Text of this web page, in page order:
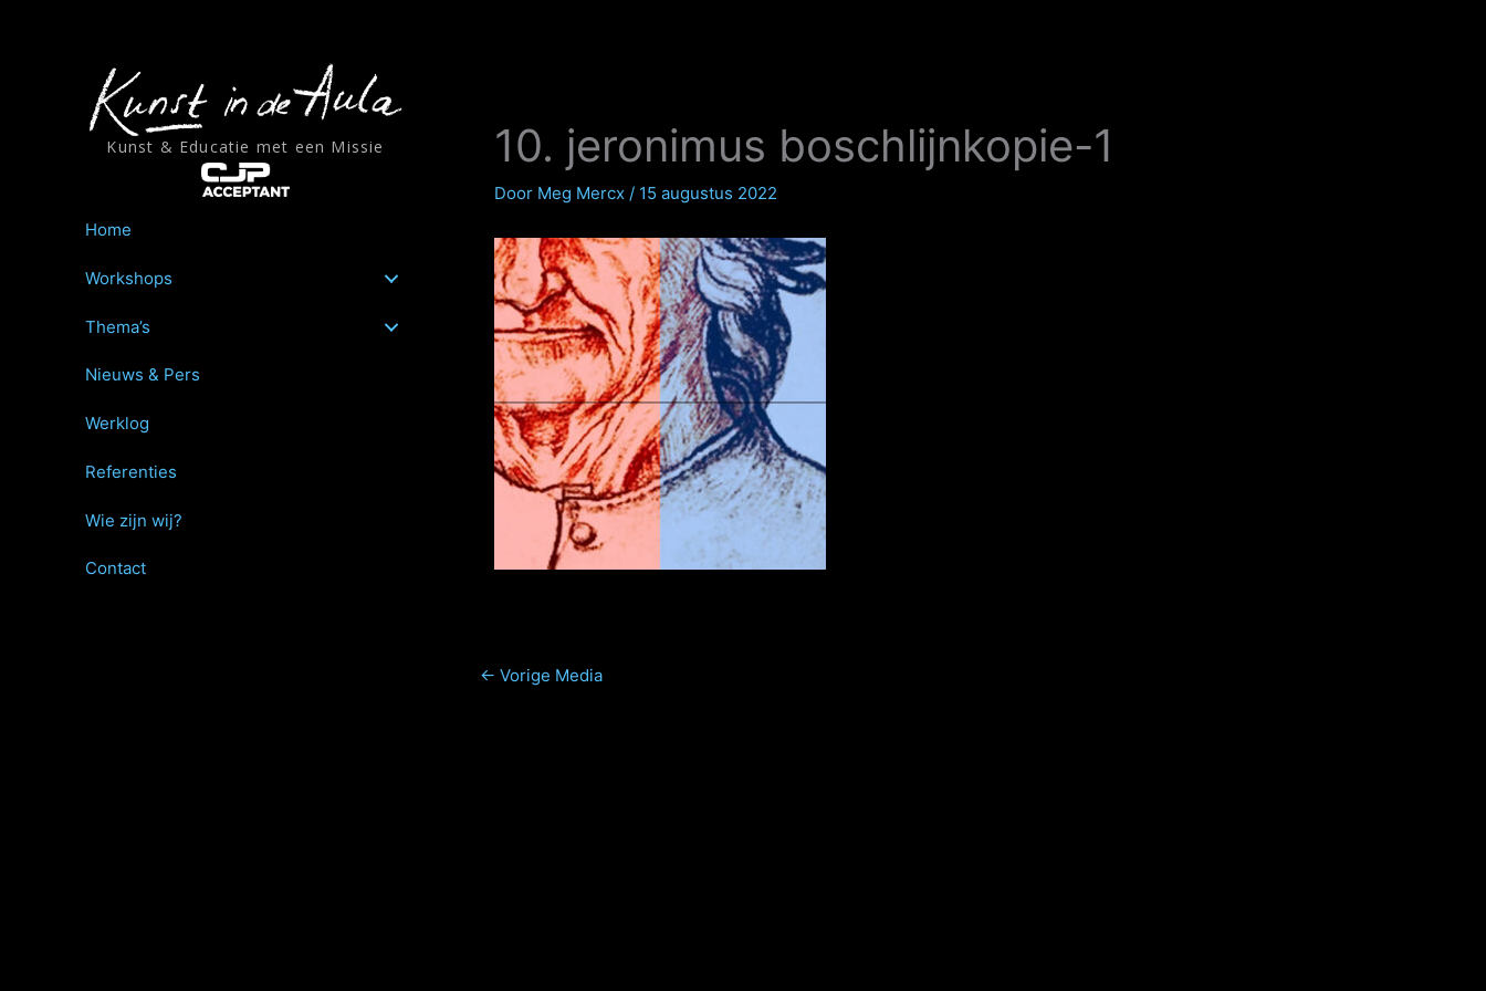
Kunst & Educatie met een Missie
Home
Workshops
Thema’s
Nieuws & Pers
Werklog
Referenties
Wie zijn wij?
Contact
10. jeronimus boschlijnkopie-1
Door Meg Mercx / 15 augustus 2022
← Vorige Media